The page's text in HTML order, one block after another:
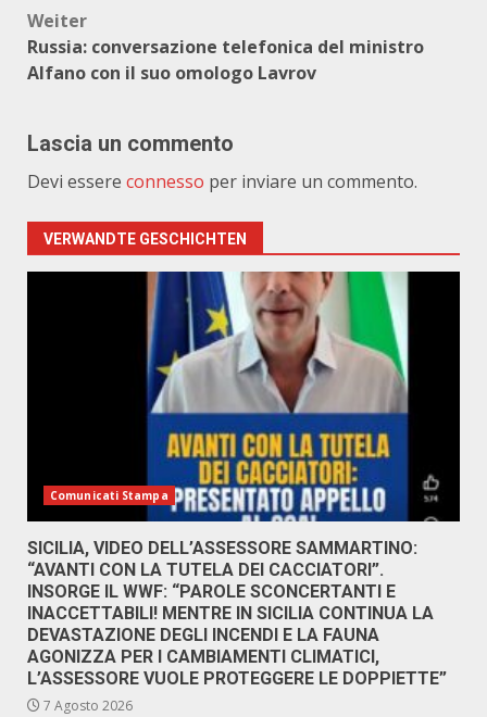
Weiter
Russia: conversazione telefonica del ministro
Alfano con il suo omologo Lavrov
Lascia un commento
Devi essere connesso per inviare un commento.
VERWANDTE GESCHICHTEN
Comunicati Stampa
SICILIA, VIDEO DELL’ASSESSORE SAMMARTINO:
“AVANTI CON LA TUTELA DEI CACCIATORI”.
INSORGE IL WWF: “PAROLE SCONCERTANTI E
INACCETTABILI! MENTRE IN SICILIA CONTINUA LA
DEVASTAZIONE DEGLI INCENDI E LA FAUNA
AGONIZZA PER I CAMBIAMENTI CLIMATICI,
L’ASSESSORE VUOLE PROTEGGERE LE DOPPIETTE”
7 Agosto 2026